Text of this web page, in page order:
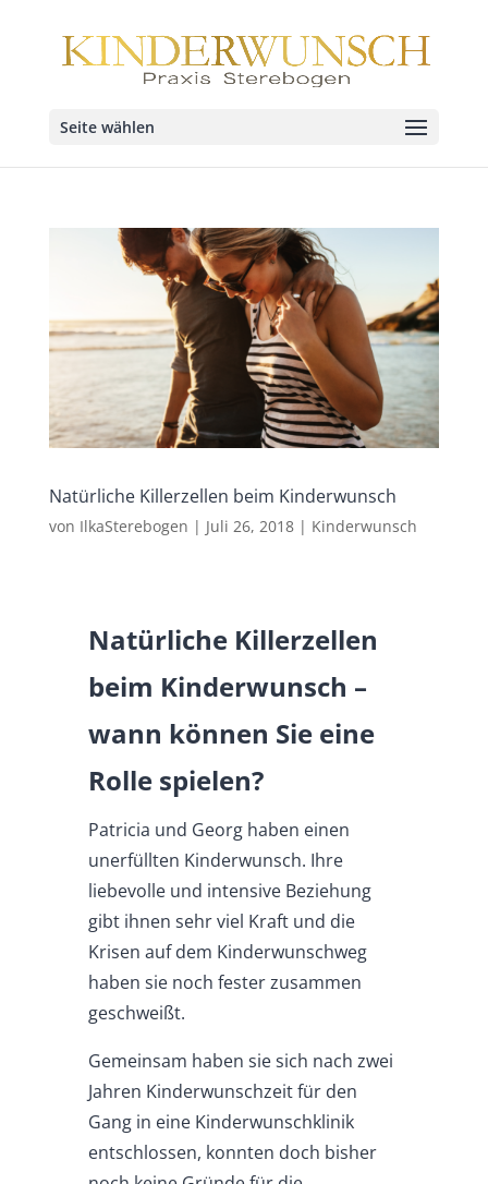
Seite wählen
Natürliche Killerzellen beim Kinderwunsch
von IlkaSterebogen | Juli 26, 2018| Kinderwunsch
Natürliche Killerzellen
beim Kinderwunsch –
wann können Sie eine
Rolle spielen?
Patricia und Georg haben einen
unerfüllten Kinderwunsch. Ihre
liebevolle und intensive Beziehung
gibt ihnen sehr viel Kraft und die
Krisen auf dem Kinderwunschweg
haben sie noch fester zusammen
geschweißt.
Gemeinsam haben sie sich nach zwei
Jahren Kinderwunschzeit für den
Gang in eine Kinderwunschklinik
entschlossen, konnten doch bisher